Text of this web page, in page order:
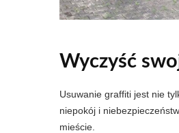
Wyczyść
Usuwanie graffiti jest nie
niepokój i
mieście.